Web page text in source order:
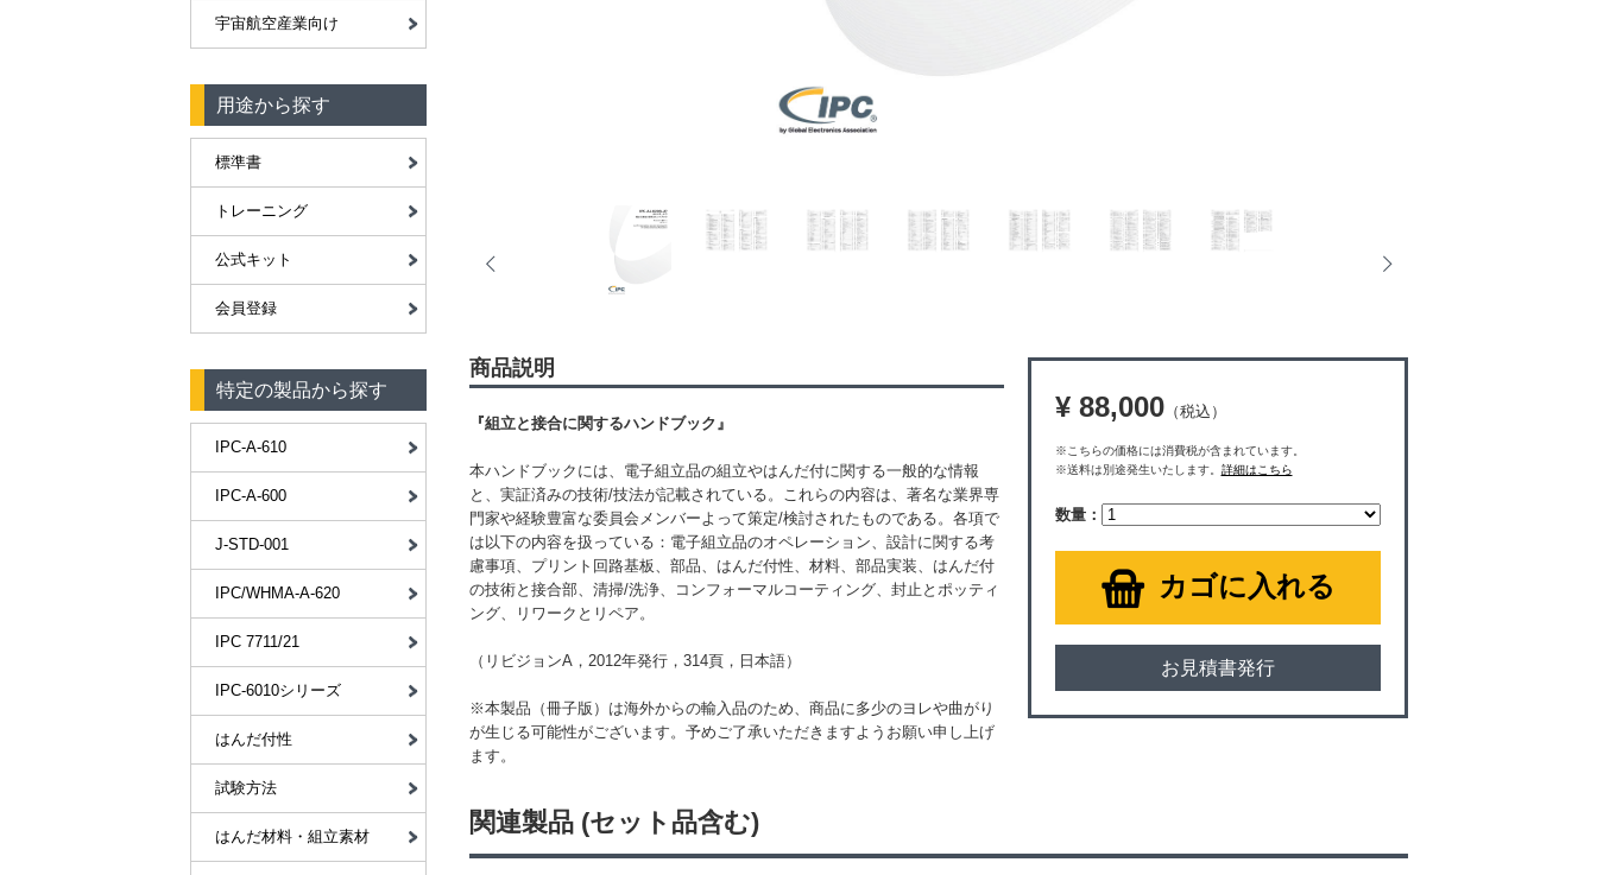
商品説明
『組立と接合に関するハンドブック』
本ハンドブックには、電子組立品の組立やはんだ付に関する一般的な情報
と、実証済みの技術/技法が記載されている。これらの内容は、著名な業界専
門家や経験豊富な委員会メンバーよって策定/検討されたものである。各項で
は以下の内容を扱っている：電子組立品のオペレーション、設計に関する考
慮事項、プリント回路基板、部品、はんだ付性、材料、部品実装、はんだ付
の技術と接合部、清掃/洗浄、コンフォーマルコーティング、封止とポッティ
ング、リワークとリペア。
（リビジョンA，2012年発行，314頁，日本語）
※本製品（冊子版）は海外からの輸入品のため、商品に多少のヨレや曲がり
が生じる可能性がございます。予めご了承いただきますようお願い申し上げ
ます。
¥ 88,000（税込）
※こちらの価格には消費税が含まれています。
※送料は別途発生いたします。 詳細はこちら
数量：
カゴに入れる
お見積書発行
関連製品 (セット品含む)
宇宙航空産業向け
用途から探す
標準書
トレーニング
公式キット
会員登録
特定の製品から探す
IPC-A-610
IPC-A-600
J-STD-001
IPC/WHMA-A-620
IPC 7711/21
IPC-6010シリーズ
はんだ付性
試験方法
はんだ材料・組立素材